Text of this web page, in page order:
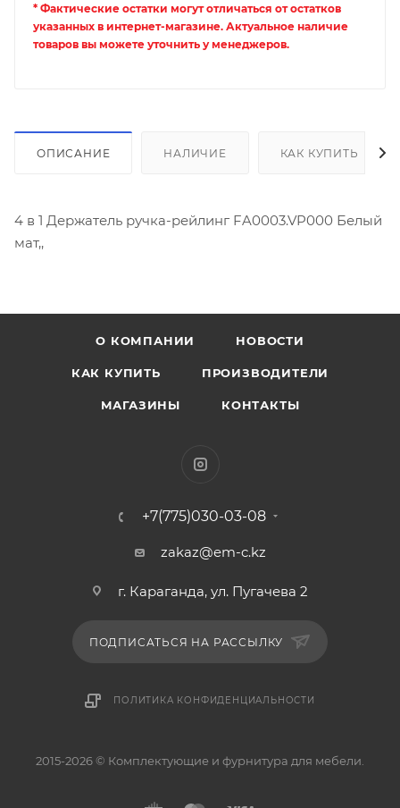
* Фактические остатки могут отличаться от остатков
указанных в интернет-магазине. Актуальное наличие
товаров вы можете уточнить у менеджеров.
ОПИСАНИЕ НАЛИЧИЕ КАК КУПИТЬ
4 в 1 Держатель ручка-рейлинг FA0003.VP000 Белый
мат,,
О КОМПАНИИ НОВОСТИ
КАК КУПИТЬ ПРОИЗВОДИТЕЛИ
МАГАЗИНЫ КОНТАКТЫ
+7(775)030-03-08
zakaz@em-c.kz
г. Караганда, ул. Пугачева 2
ПОДПИСАТЬСЯ НА РАССЫЛКУ
ПОЛИТИКА КОНФИДЕНЦИАЛЬНОСТИ
2015-2026 © Комплектующие и фурнитура для мебели.